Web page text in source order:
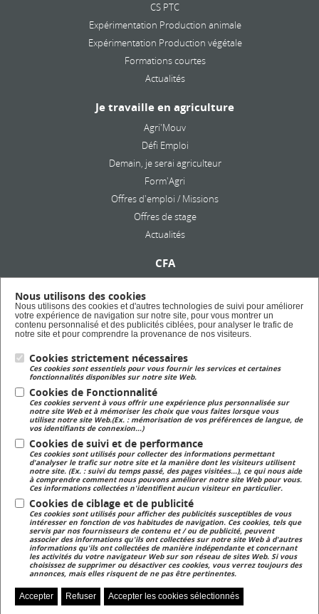
CS PTC
Expérimentation Production animale
Expérimentation Production végétale
Formations courtes
Actualités
Je travaille en agriculture
Agri'Mouv
Défi Emploi
Demain, je serai agriculteur
Form'Agri
Offres d'emploi / Missions
Offres de stage
Actualités
CFA
Formation en alternance
Taxe d'apprentissage
Lycée Privé
Formation Scolaire
Formation Continue
Formation continue pour adulte
Magasin
Magasin de produits fermiers
Accès NetYpareo Contact Plan du site
Zoom sur... Presse Mentions légalesGérer mes préférences de cookies
Nous utilisons des cookies
Nous utilisons des cookies et d'autres technologies de suivi pour améliorer
votre expérience de navigation sur notre site, pour vous montrer un
contenu personnalisé et des publicités ciblées, pour analyser le trafic de
notre site et pour comprendre la provenance de nos visiteurs.
Cookies strictement nécessaires
Ces cookies sont essentiels pour vous fournir les services et certaines
fonctionnalités disponibles sur notre site Web.
Cookies de Fonctionnalité
Ces cookies servent à vous offrir une expérience plus personnalisée sur
notre site Web et à mémoriser les choix que vous faites lorsque vous
utilisez notre site Web.(Ex. : mémorisation de vos préférences de langue, de
vos identifiants de connexion...)
Cookies de suivi et de performance
Ces cookies sont utilisés pour collecter des informations permettant
d'analyser le trafic sur notre site et la manière dont les visiteurs utilisent
notre site. (Ex. : suivi du temps passé, des pages visitées...), ce qui nous aide
à comprendre comment nous pouvons améliorer notre site Web pour vous.
Ces informations collectées n'identifient aucun visiteur en particulier.
Cookies de ciblage et de publicité
Ces cookies sont utilisés pour afficher des publicités susceptibles de vous
intéresser en fonction de vos habitudes de navigation. Ces cookies, tels que
servis par nos fournisseurs de contenu et / ou de publicité, peuvent
associer des informations qu'ils ont collectées sur notre site Web à d'autres
informations qu'ils ont collectées de manière indépendante et concernant
les activités du votre navigateur Web sur son réseau de sites Web. Si vous
choisissez de supprimer ou désactiver ces cookies, vous verrez toujours des
annonces, mais elles risquent de ne pas être pertinentes.
Accepter Refuser Accepter les cookies sélectionnés